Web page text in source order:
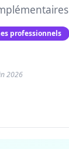
professionnels
2026